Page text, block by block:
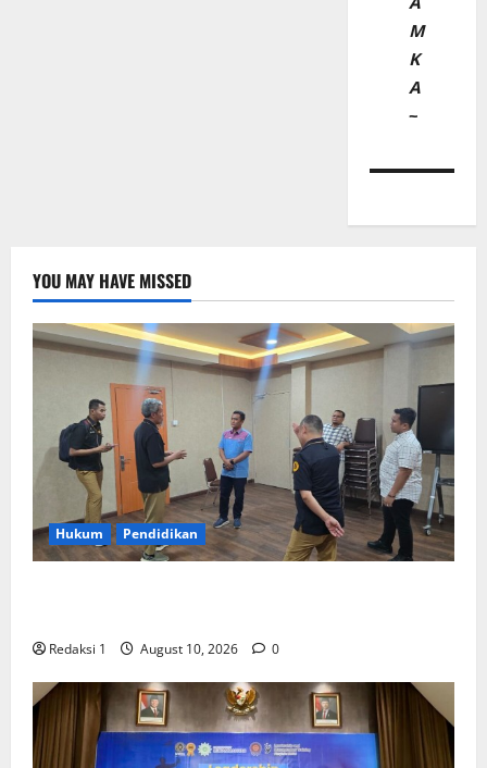
M
K
A
~
YOU MAY HAVE MISSED
Hukum Pendidikan
Redaksi 1 August 10, 2026 0